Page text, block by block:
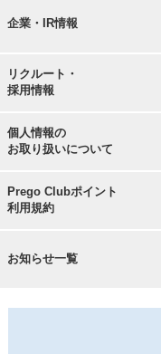
企業・IR情報
リクルート・
採用情報
個人情報の
お取り扱いについて
Prego Clubポイント
利用規約
お知らせ一覧